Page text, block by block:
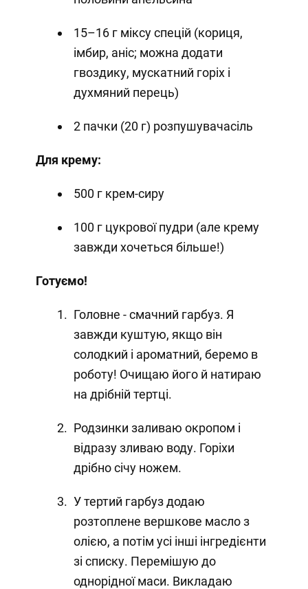
15–16 г міксу спецій (кориця,
імбир, аніс; можна додати
гвоздику, мускатний горіх і
духмяний перець)
2 пачки (20 г) розпушувачасіль
Для крему:
500 г крем-сиру
100 г цукрової пудри (але крему
завжди хочеться більше!)
Готуємо!
Головне - смачний гарбуз. Я
завжди куштую, якщо він
солодкий і ароматний, беремо в
роботу! Очищаю його й натираю
на дрібній тертці.
Родзинки заливаю окропом і
відразу зливаю воду. Горіхи
дрібно січу ножем.
У тертий гарбуз додаю
розтоплене вершкове масло з
олією, а потім усі інші інгредієнти
зі списку. Перемішую до
однорідної маси. Викладаю